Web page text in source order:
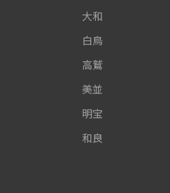
大和
白鳥
高鷲
美並
明宝
和良